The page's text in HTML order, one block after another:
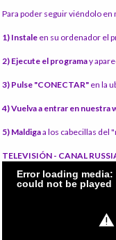
Para poder seguir viéndolo
1) Instale en su ordenador el
2) Ejecute el programay
3) Pulse "CONECTAR" en la
4) Vuelva a entrar en nuestra
5) Maldigaa los cabecillas del
TELEVISIÓN - CANAL